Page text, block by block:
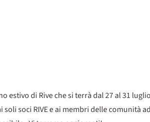
di Rive che si terrà dal 27 al 31
soci RIVE e ai membri delle comunità